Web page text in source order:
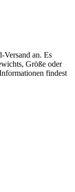
Versand an. Es
Größe oder
findest